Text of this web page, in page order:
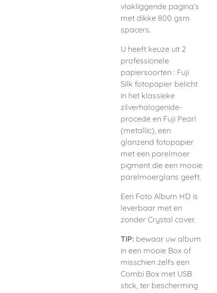
vlakliggende pagina’s
met dikke 800 gsm
spacers.
U heeft keuze uit 2
professionele
papiersoorten : Fuji
Silk fotopapier belicht
in het klassieke
zilverhalogenide-
procedé en Fuji Pearl
(metallic), een
glanzend fotopapier
met een parelmoer
pigment die een mooie
parelmoerglans geeft.
Een Foto Album HD is
leverbaar met en
zonder Crystal cover.
TIP: bewaar uw album
in een mooie Box of
misschien zelfs een
Combi Box met USB
stick, ter bescherming